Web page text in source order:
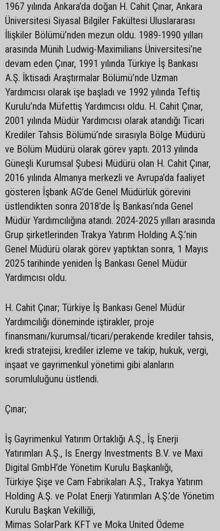
1967 yılında Ankara’da doğan H. Cahit Çınar, Ankara
Üniversitesi Siyasal Bilgiler Fakültesi Uluslararası
İlişkiler Bölümü’nden mezun oldu. 1989-1990 yılları
arasında Münih Ludwig-Maximilians Üniversitesi’ne
devam eden Çınar, 1991 yılında Türkiye İş Bankası
A.Ş. İktisadi Araştırmalar Bölümü’nde Uzman
Yardımcısı olarak işe başladı ve 1992 yılında Teftiş
Kurulu’nda Müfettiş Yardımcısı oldu. H. Cahit Çınar,
2001 yılında Müdür Yardımcısı olarak atandığı Ticari
Krediler Tahsis Bölümü’nde sırasıyla Bölge Müdürü
ve Bölüm Müdürü olarak görev yaptı. 2013 yılında
Güneşli Kurumsal Şubesi Müdürü olan H. Cahit Çınar,
2016 yılında Almanya merkezli ve Avrupa’da faaliyet
gösteren İşbank AG’de Genel Müdürlük görevini
üstlendikten sonra 2018’de İş Bankası’nda Genel
Müdür Yardımcılığına atandı. 2024-2025 yılları arasında
Grup şirketlerinden Trakya Yatırım Holding A.Ş.’nin
Genel Müdürü olarak görev yaptıktan sonra, 1 Mayıs
2025 tarihinde yeniden İş Bankası Genel Müdür
Yardımcısı oldu.
H. Cahit Çınar; Türkiye İş Bankası Genel Müdür
Yardımcılığı döneminde iştirakler, proje
finansmanı/kurumsal/ticari/perakende krediler tahsis,
kredi stratejisi, krediler izleme ve takip, hukuk, vergi,
inşaat ve gayrimenkul yönetimi gibi alanların
sorumluluğunu üstlendi.
Çınar;
İş Gayrimenkul Yatırım Ortaklığı A.Ş., İş Enerji
Yatırımları A.Ş., Is Energy Investments B.V. ve Maxi
Digital GmbH’de Yönetim Kurulu Başkanlığı,
Türkiye Şişe ve Cam Fabrikaları A.Ş., Trakya Yatırım
Holding A.Ş. ve Polat Enerji Yatırımları A.Ş.’de Yönetim
Kurulu Başkan Vekilliği,
Mimas SolarPark KFT ve Moka United Ödeme